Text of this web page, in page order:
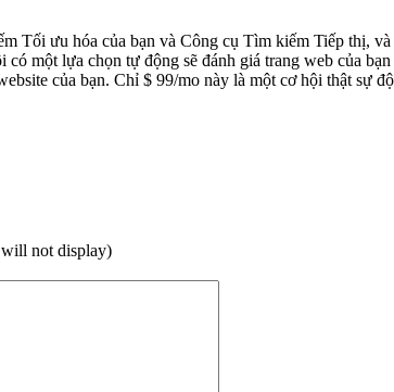
Tối ưu hóa của bạn và Công cụ Tìm kiếm Tiếp thị,
một lựa chọn tự động sẽ đánh giá trang web của
của bạn. Chỉ $ 99/mo này là một cơ hội thật sự
not display)